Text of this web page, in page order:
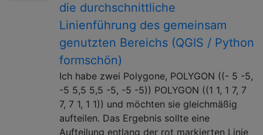
die durchschnittliche
Linienführung des gemeinsam
genutzten Bereichs (QGIS / Python
formschön)
Ich habe zwei Polygone, POLYGON ((- 5 -5,
-5 5,5 5,5 -5, -5 -5)) POLYGON ((1 1, 1 7, 7
7, 7 1, 1 1)) und möchten sie gleichmäßig
aufteilen. Das Ergebnis sollte eine
Aufteilung entlang der rot markierten Linie